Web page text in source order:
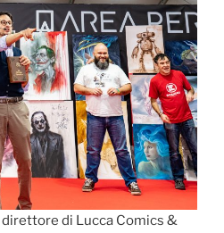
di Lucca Comics &